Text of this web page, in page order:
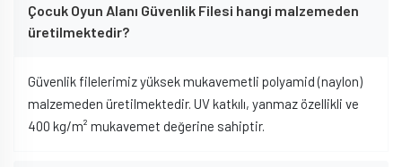
Çocuk Oyun Alanı Güvenlik Filesi hangi malzemeden
üretilmektedir?
Güvenlik filelerimiz yüksek mukavemetli polyamid (naylon)
malzemeden üretilmektedir. UV katkılı, yanmaz özellikli ve
400 kg/m² mukavemet değerine sahiptir.